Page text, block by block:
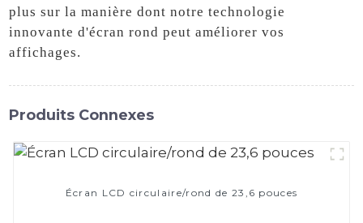
plus sur la manière dont notre technologie
innovante d'écran rond peut améliorer vos
affichages.
Produits Connexes
Écran LCD circulaire/rond de 23,6 pouces